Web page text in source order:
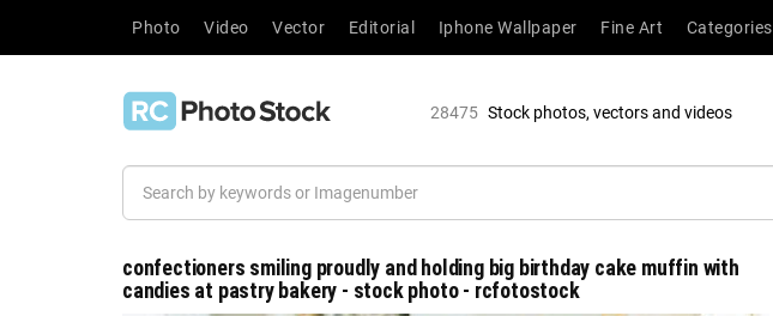
Photo Video Vector Editorial Iphone Wallpaper Fine Art Categories
28475 Stock photos, vectors and videos
confectioners smiling proudly and holding big birthday cake muffin with
candies at pastry bakery - stock photo - rcfotostock